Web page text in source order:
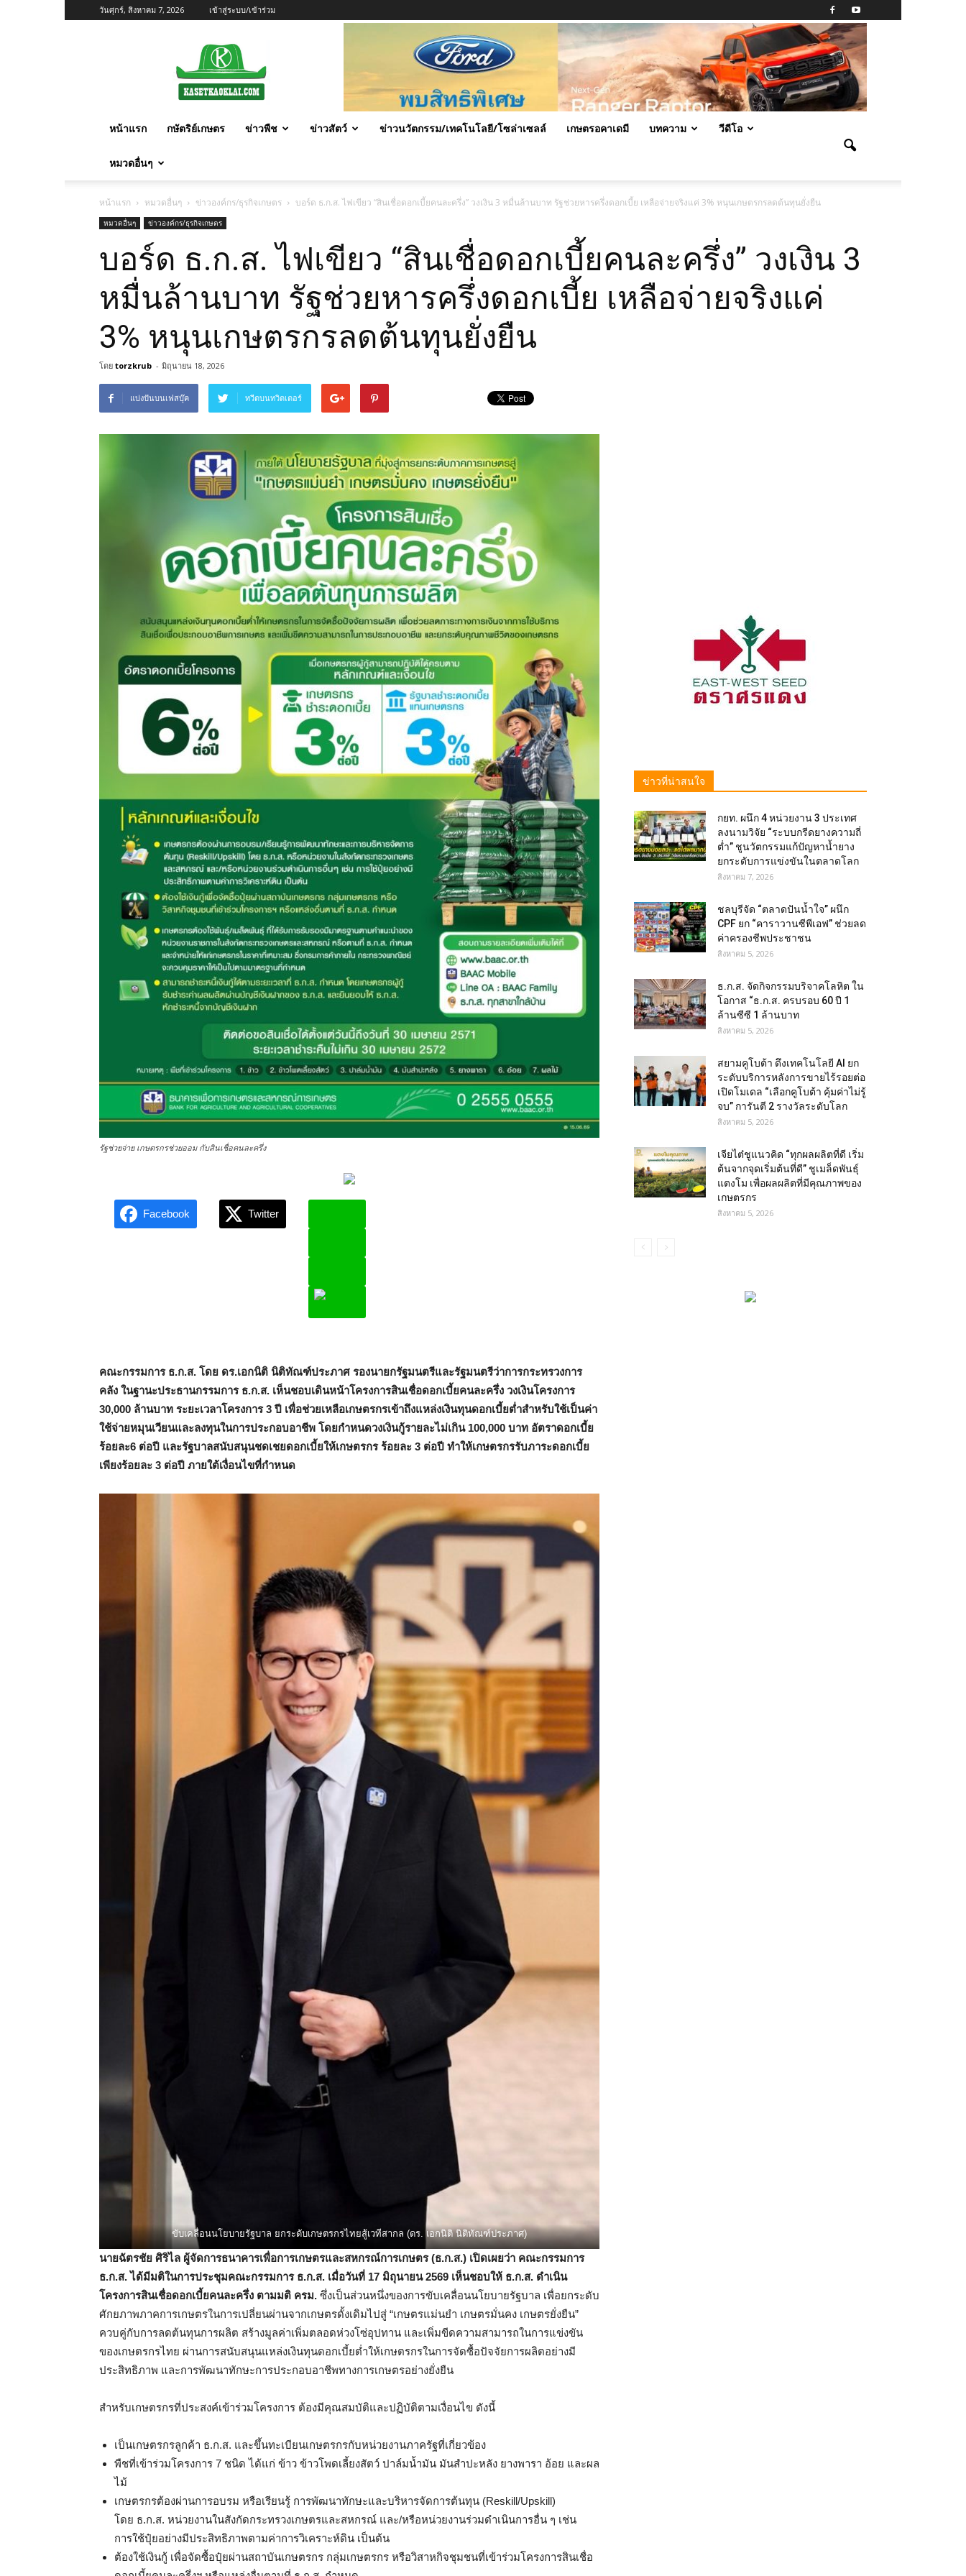
วันศุกร์, สิงหาคม 7, 2026 เข้าสู่ระบบ/เข้าร่วม
หน้าแรก กษัตริย์เกษตร ข่าวพืช ข่าวสัตว์ ข่าวนวัตกรรม/เทคโนโลยี/โซล่าเซลล์ เกษตรอคาเดมี บทความ วีดีโอ
หมวดอื่นๆ
หน้าแรก หมวดอื่นๆ ข่าวองค์กร/ธุรกิจเกษตร บอร์ด ธ.ก.ส. ไฟเขียว “สินเชื่อดอกเบี้ยคนละครึ่ง” วงเงิน 3 หมื่นล้านบาท รัฐช่วยหารครึ่งดอกเบี้ย เหลือจ่ายจริงแค่ 3% หนุนเกษตรกรลดต้นทุนยั่งยืน
หมวดอื่นๆ ข่าวองค์กร/ธุรกิจเกษตร
บอร์ด ธ.ก.ส. ไฟเขียว “สินเชื่อดอกเบี้ยคนละครึ่ง” วงเงิน 3
หมื่นล้านบาท รัฐช่วยหารครึ่งดอกเบี้ย เหลือจ่ายจริงแค่
3% หนุนเกษตรกรลดต้นทุนยั่งยืน
โดย torzkrub - มิถุนายน 18, 2026
แบ่งปันบนเฟสบุ๊ค ทวีตบนทวิตเตอร์
รัฐช่วยจ่าย เกษตรกรช่วยออม กับสินเชื่อคนละครึ่ง
Facebook Twitter
คณะกรรมการ ธ.ก.ส. โดย ดร.เอกนิติ นิติทัณฑ์ประภาศ รองนายกรัฐมนตรีและรัฐมนตรีว่าการกระทรวงการ
คลัง ในฐานะประธานกรรมการ ธ.ก.ส. เห็นชอบเดินหน้าโครงการสินเชื่อดอกเบี้ยคนละครึ่ง วงเงินโครงการ
30,000 ล้านบาท ระยะเวลาโครงการ 3 ปี เพื่อช่วยเหลือเกษตรกรเข้าถึงแหล่งเงินทุนดอกเบี้ยต่ำสำหรับใช้เป็นค่า
ใช้จ่ายหมุนเวียนและลงทุนในการประกอบอาชีพ โดยกำหนดวงเงินกู้รายละไม่เกิน 100,000 บาท อัตราดอกเบี้ย
ร้อยละ6 ต่อปี และรัฐบาลสนับสนุนชดเชยดอกเบี้ยให้เกษตรกร ร้อยละ 3 ต่อปี ทำให้เกษตรกรรับภาระดอกเบี้ย
เพียงร้อยละ 3 ต่อปี ภายใต้เงื่อนไขที่กำหนด
ขับเคลื่อนนโยบายรัฐบาล ยกระดับเกษตรกรไทยสู้เวทีสากล (ดร. เอกนิติ นิติทัณฑ์ประภาศ)
นายฉัตรชัย ศิริไล ผู้จัดการธนาคารเพื่อการเกษตรและสหกรณ์การเกษตร (ธ.ก.ส.) เปิดเผยว่า คณะกรรมการ
ธ.ก.ส. ได้มีมติในการประชุมคณะกรรมการ ธ.ก.ส. เมื่อวันที่ 17 มิถุนายน 2569 เห็นชอบให้ ธ.ก.ส. ดำเนิน
โครงการสินเชื่อดอกเบี้ยคนละครึ่ง ตามมติ ครม. ซึ่งเป็นส่วนหนึ่งของการขับเคลื่อนนโยบายรัฐบาล เพื่อยกระดับ
ศักยภาพภาคการเกษตรในการเปลี่ยนผ่านจากเกษตรดั้งเดิมไปสู่ “เกษตรแม่นยำ เกษตรมั่นคง เกษตรยั่งยืน”
ควบคู่กับการลดต้นทุนการผลิต สร้างมูลค่าเพิ่มตลอดห่วงโซ่อุปทาน และเพิ่มขีดความสามารถในการแข่งขัน
ของเกษตรกรไทย ผ่านการสนับสนุนแหล่งเงินทุนดอกเบี้ยต่ำให้เกษตรกรในการจัดซื้อปัจจัยการผลิตอย่างมี
ประสิทธิภาพ และการพัฒนาทักษะการประกอบอาชีพทางการเกษตรอย่างยั่งยืน
สำหรับเกษตรกรที่ประสงค์เข้าร่วมโครงการ ต้องมีคุณสมบัติและปฏิบัติตามเงื่อนไข ดังนี้
เป็นเกษตรกรลูกค้า ธ.ก.ส. และขึ้นทะเบียนเกษตรกรกับหน่วยงานภาครัฐที่เกี่ยวข้อง
พืชที่เข้าร่วมโครงการ 7 ชนิด ได้แก่ ข้าว ข้าวโพดเลี้ยงสัตว์ ปาล์มน้ำมัน มันสำปะหลัง ยางพารา อ้อย และผล
ไม้
เกษตรกรต้องผ่านการอบรม หรือเรียนรู้ การพัฒนาทักษะและบริหารจัดการต้นทุน (Reskill/Upskill)
โดย ธ.ก.ส. หน่วยงานในสังกัดกระทรวงเกษตรและสหกรณ์ และ/หรือหน่วยงานร่วมดำเนินการอื่น ๆ เช่น
การใช้ปุ๋ยอย่างมีประสิทธิภาพตามค่าการวิเคราะห์ดิน เป็นต้น
ต้องใช้เงินกู้ เพื่อจัดซื้อปุ๋ยผ่านสถาบันเกษตรกร กลุ่มเกษตรกร หรือวิสาหกิจชุมชนที่เข้าร่วมโครงการสินเชื่อ
ข่าวที่น่าสนใจ
กยท. ผนึก 4 หน่วยงาน 3 ประเทศ
ลงนามวิจัย “ระบบกรีดยางความถี่
ต่ำ” ชูนวัตกรรมแก้ปัญหาน้ำยาง
ยกระดับการแข่งขันในตลาดโลก
สิงหาคม 7, 2026
ชลบุรีจัด “ตลาดปันน้ำใจ” ผนึก
CPF ยก “คาราวานซีพีเอฟ” ช่วยลด
ค่าครองชีพประชาชน
สิงหาคม 5, 2026
ธ.ก.ส. จัดกิจกรรมบริจาคโลหิต ใน
โอกาส “ธ.ก.ส. ครบรอบ 60 ปี 1
ล้านซีซี 1 ล้านบาท
สิงหาคม 5, 2026
สยามคูโบต้า ดึงเทคโนโลยี AI ยก
ระดับบริการหลังการขายไร้รอยต่อ
เปิดโมเดล “เลือกคูโบต้า คุ้มค่าไม่รู้
จบ” การันตี 2 รางวัลระดับโลก
สิงหาคม 5, 2026
เจียไต๋ชูแนวคิด “ทุกผลผลิตที่ดี เริ่ม
ต้นจากจุดเริ่มต้นที่ดี” ชูเมล็ดพันธุ์
แตงโม เพื่อผลผลิตที่มีคุณภาพของ
เกษตรกร
สิงหาคม 5, 2026